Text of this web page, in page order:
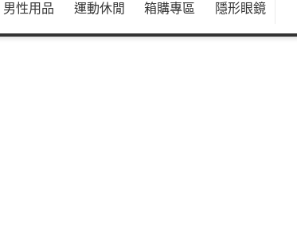
男性用品 運動休閒 箱購專區 隱形眼鏡